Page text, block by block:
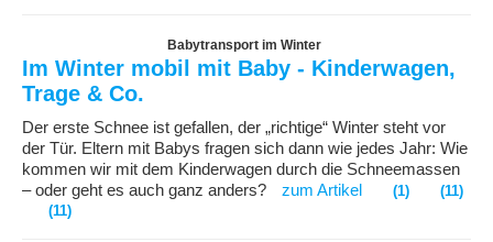
Babytransport im Winter
Im Winter mobil mit Baby - Kinderwagen,
Trage & Co.
Der erste Schnee ist gefallen, der „richtige“ Winter steht vor
der Tür. Eltern mit Babys fragen sich dann wie jedes Jahr: Wie
kommen wir mit dem Kinderwagen durch die Schneemassen
– oder geht es auch ganz anders?
zum Artikel (1)
(11)
(11)